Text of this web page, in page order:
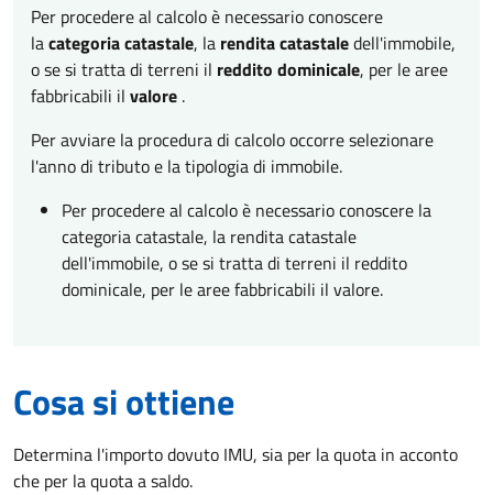
Per procedere al calcolo è necessario conoscere
lacategoria catastale, la rendita catastaledell'immobile,
o se si tratta di terreni il reddito dominicale, per le aree
fabbricabili il valore .
Per avviare la procedura di calcolo occorre selezionare
l'anno di tributo e la tipologia di immobile.
Per procedere al calcolo è necessario conoscere la
categoria catastale, la rendita catastale
dell'immobile, o se si tratta di terreni il reddito
dominicale, per le aree fabbricabili il valore.
Cosa si ottiene
Determina l'importo dovuto IMU, sia per la quota in acconto
che per la quota a saldo.